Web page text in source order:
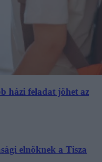
házi feladat jöhet az
elnöknek a Tisza